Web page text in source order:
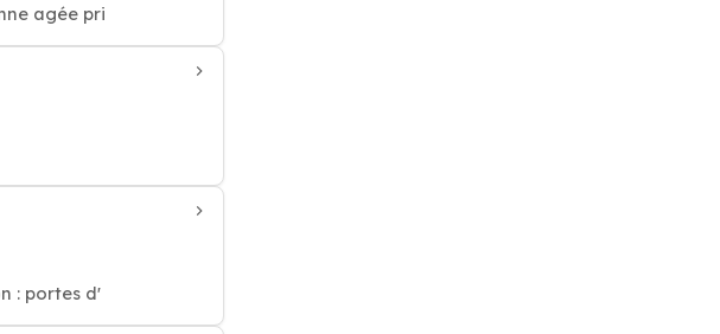
agée pri
: portes d'